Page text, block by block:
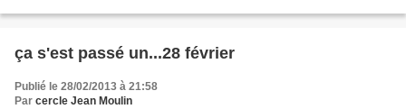
ça s'est passé un...28 février
Publié le 28/02/2013 à 21:58
Par cercle Jean Moulin